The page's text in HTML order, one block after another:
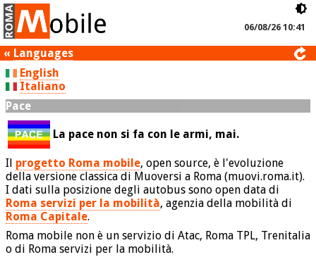
06/08/26 10:41
« Languages
English
Italiano
Pace
La pace non si fa con le armi, mai.
Il progetto Roma mobile, open source, è l'evoluzione
della versione classica di Muoversi a Roma (muovi.roma.it).
I dati sulla posizione degli autobus sono open data di
Roma servizi per la mobilità, agenzia della mobilità di
Roma Capitale.
Roma mobile non è un servizio di Atac, Roma TPL, Trenitalia
o di Roma servizi per la mobilità.